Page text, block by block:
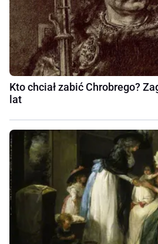
Kto chciał zabić Chrobrego?
lat